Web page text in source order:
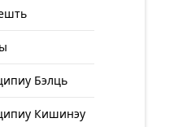
Бэлць
Кишинэу